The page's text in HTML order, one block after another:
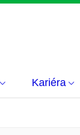
Kariéra